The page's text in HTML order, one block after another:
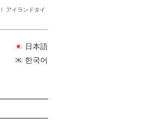
アイランドタイ
日本語
한국어